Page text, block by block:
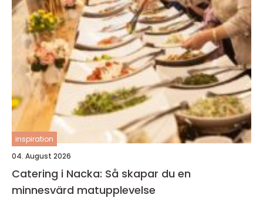
inspiration
04. August 2026
Catering i Nacka: Så skapar du en
minnesvärd matupplevelse